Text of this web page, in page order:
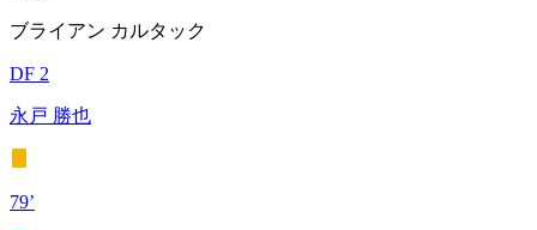
ブライアン カルタック
DF 2
永戸 勝也
79’